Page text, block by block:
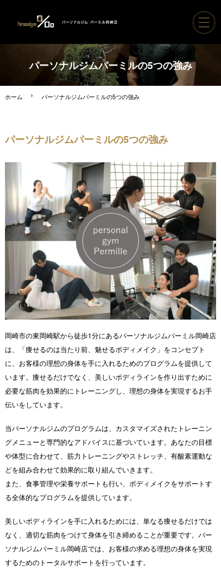
ホーム
パーソナルジムパーミル
トレーナー紹介
ボディメイク実績
ご利用の流れ
店舗紹介 / アクセス
よくあるご質問
お役立ちブログ
無料体験お申し込み
パーソナルジムパーミルの5つの強み
ホーム パーソナルジムパーミルの5つの強み
パーソナルジムパーミルの5つの強み
岡崎市の東岡崎駅から徒歩1分にあるパーソナルジムパーミル岡崎店
は、「痩せるのは当たり前、魅せるボディメイク」をコンセプト
に、お客様の理想の身体を手に入れるためのプログラムを提供して
います。痩せるだけでなく、美しいボディラインを作り出すために
必要な筋肉を効果的にトレーニングし、理想の身体を実現するお手
伝いをしています。
当パーソナルジムのプログラムは、カスタマイズされたトレーニン
グメニューと専門的なアドバイスに基づいています。あなたの目標
や体型に合わせて、筋力トレーニングやストレッチ、有酸素運動な
どを組み合わせて効果的に取り組んでいきます。
また、食事管理や栄養サポートも行い、ボディメイクをサポートす
る全体的なプログラムを提供しています。
美しいボディラインを手に入れるためには、単なる痩せるだけでは
なく、適切な筋肉をつけて身体を引き締めることが重要です。パー
ソナルジムパーミル岡崎店では、お客様の求める理想の身体を実現
するためのトータルサポートを行っています。